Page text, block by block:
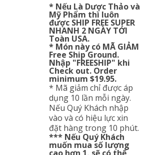
* Nếu Là Dược Thảo và
Mỹ Phẩm thì luôn
được SHIP FREE SUPER
NHANH 2 NGÀY TỚI
Toàn USA.
* Món này có MÃ GIẢM
Free Ship Ground.
Nhập "FREESHIP" khi
Check out. Order
minimum $19.95.
* Mã giảm chỉ được áp
dụng 10 lần mỗi ngày.
Nếu Quý Khách nhập
vào và có hiệu lực xin
đặt hàng trong 10 phút.
*** Nếu Quý Khách
muốn mua số lượng